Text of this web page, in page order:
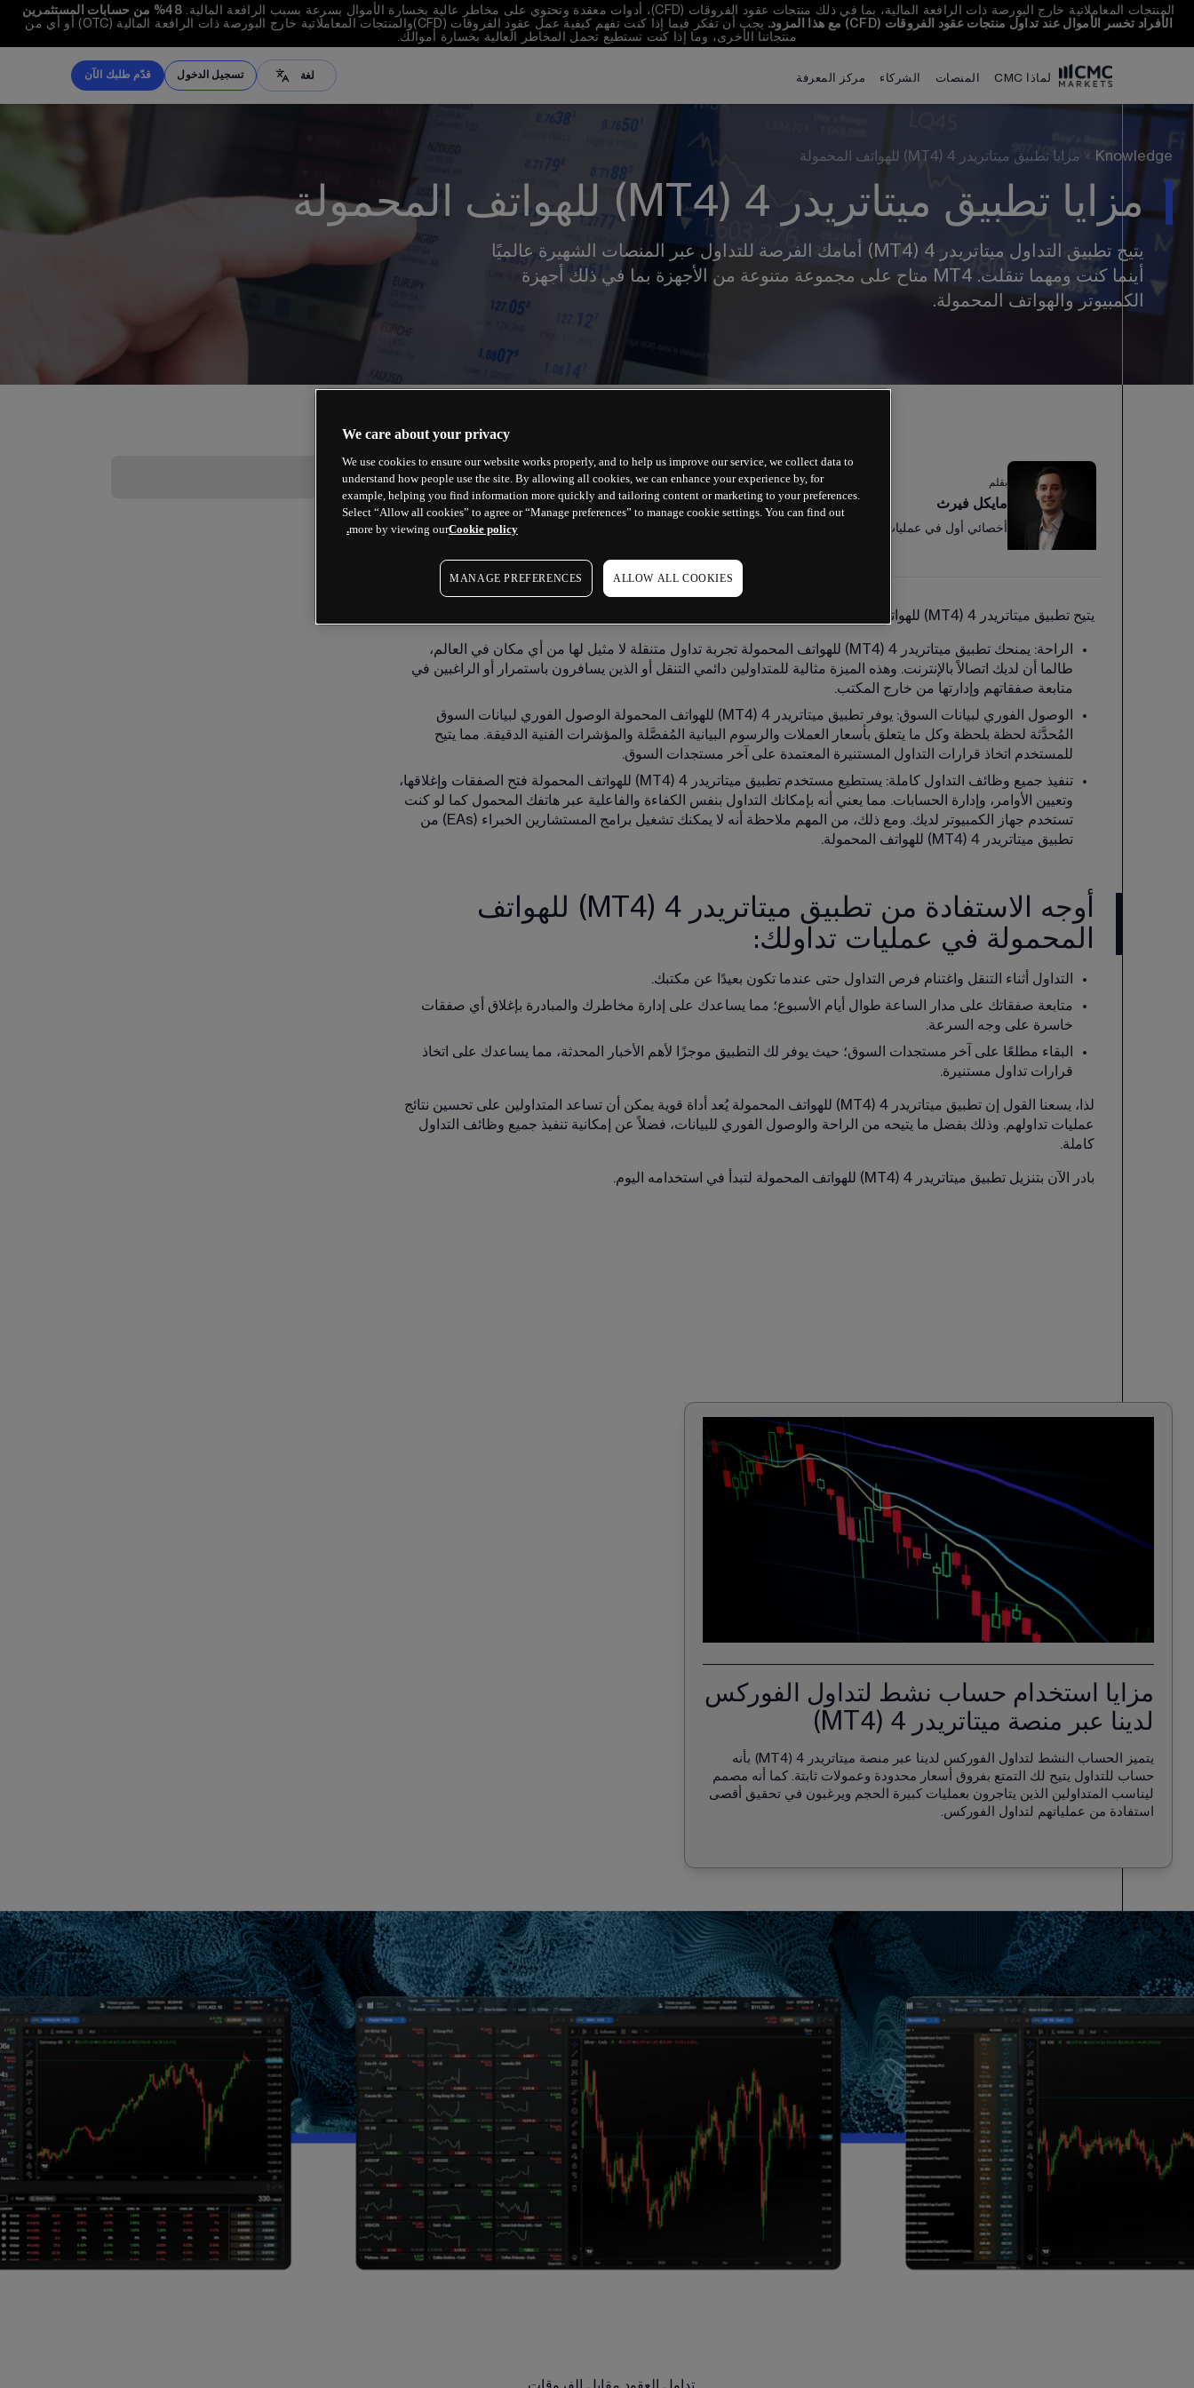
المنتجات المعاملاتية خارج البورصة ذات الرافعة المالية، بما في ذلك منتجات عقود الفروقات (CFD)، أدوات معقدة وتحتوي على مخاطر عالية بخسارة الأموال بسرعة بسبب الرافعة المالية. 48%
من حسابات المستثمرين
الأفراد تخسر الأموال عند تداول منتجات عقود الفروقات (CFD) مع هذا المزود.
يجب أن تفكر فيما إذا كنت تفهم كيفية عمل عقود الفروقات (CFD)والمنتجات المعاملاتية خارج البورصة ذات الرافعة المالية (OTC) أو أي من
منتجاتنا الأخرى، وما إذا كنت تستطيع تحمل المخاطر العالية بخسارة أموالك.
لماذا CMC المنصات الشركاء مركز المعرفة لغة
Indonesian
Melayu
تسجيل الدخول قدّم طلبك الآن
Knowledge
› مزايا تطبيق ميتاتريدر 4 (MT4) للهواتف المحمولة
مزايا تطبيق ميتاتريدر 4 (MT4) للهواتف المحمولة
يتيح تطبيق التداول ميتاتريدر 4 (MT4) أمامك الفرصة للتداول عبر المنصات الشهيرة عالميًا
أينما كنت ومهما تنقلت. MT4 متاح على مجموعة متنوعة من الأجهزة بما في ذلك أجهزة
الكمبيوتر والهواتف المحمولة.
بقلم
مايكل فيرث
أخصائي أول في عمليات ميتاتريدر
يتيح تطبيق ميتاتريدر 4 (MT4) للهواتف المحمولة استفادة المتداولين من مجموعة واسعة من المميزات التي تشمل:
الراحة: يمنحك تطبيق ميتاتريدر 4 (MT4) للهواتف المحمولة تجربة تداول متنقلة لا مثيل لها من أي مكان في العالم،
طالما أن لديك اتصالاً بالإنترنت. وهذه الميزة مثالية للمتداولين دائمي التنقل أو الذين يسافرون باستمرار أو الراغبين في
متابعة صفقاتهم وإدارتها من خارج المكتب.
الوصول الفوري لبيانات السوق: يوفر تطبيق ميتاتريدر 4 (MT4) للهواتف المحمولة الوصول الفوري لبيانات السوق
المُحدَّثة لحظة بلحظة وكل ما يتعلق بأسعار العملات والرسوم البيانية المُفصَّلة والمؤشرات الفنية الدقيقة. مما يتيح
للمستخدم اتخاذ قرارات التداول المستنيرة المعتمدة على آخر مستجدات السوق.
تنفيذ جميع وظائف التداول كاملة: يستطيع مستخدم تطبيق ميتاتريدر 4 (MT4) للهواتف المحمولة فتح الصفقات وإغلاقها،
وتعيين الأوامر، وإدارة الحسابات. مما يعني أنه بإمكانك التداول بنفس الكفاءة والفاعلية عبر هاتفك المحمول كما لو كنت
تستخدم جهاز الكمبيوتر لديك. ومع ذلك، من المهم ملاحظة أنه لا يمكنك تشغيل برامج المستشارين الخبراء (EAs) من
تطبيق ميتاتريدر 4 (MT4) للهواتف المحمولة.
أوجه الاستفادة من تطبيق ميتاتريدر 4 (MT4) للهواتف
المحمولة في عمليات تداولك:
التداول أثناء التنقل واغتنام فرص التداول حتى عندما تكون بعيدًا عن مكتبك.
متابعة صفقاتك على مدار الساعة طوال أيام الأسبوع؛ مما يساعدك على إدارة مخاطرك والمبادرة بإغلاق أي صفقات
خاسرة على وجه السرعة.
البقاء مطلعًا على آخر مستجدات السوق؛ حيث يوفر لك التطبيق موجزًا لأهم الأخبار المحدثة، مما يساعدك على اتخاذ
قرارات تداول مستنيرة.
لذا، يسعنا القول إن تطبيق ميتاتريدر 4 (MT4) للهواتف المحمولة يُعد أداة قوية يمكن أن تساعد المتداولين على تحسين نتائج
عمليات تداولهم. وذلك بفضل ما يتيحه من الراحة والوصول الفوري للبيانات، فضلاً عن إمكانية تنفيذ جميع وظائف التداول
كاملة.
بادر الآن بتنزيل تطبيق ميتاتريدر 4 (MT4) للهواتف المحمولة لتبدأ في استخدامه اليوم.
مزايا استخدام حساب نشط لتداول الفوركس
لدينا عبر منصة ميتاتريدر 4 (MT4)
يتميز الحساب النشط لتداول الفوركس لدينا عبر منصة ميتاتريدر 4 (MT4) بأنه
حساب للتداول يتيح لك التمتع بفروق أسعار محدودة وعمولات ثابتة. كما أنه مصمم
ليناسب المتداولين الذين يتاجرون بعمليات كبيرة الحجم ويرغبون في تحقيق أقصى
استفادة من عملياتهم لتداول الفوركس.
تداول العقود مقابل الفروقات
We care about your privacy
We use cookies to ensure our website works properly, and to help us improve our service, we collect data to
understand how people use the site. By allowing all cookies, we can enhance your experience by, for
example, helping you find information more quickly and tailoring content or marketing to your preferences.
Select “Allow all cookies” to agree or “Manage preferences” to manage cookie settings. You can find out
more by viewing ourCookie policy.
MANAGE PREFERENCES ALLOW ALL COOKIES